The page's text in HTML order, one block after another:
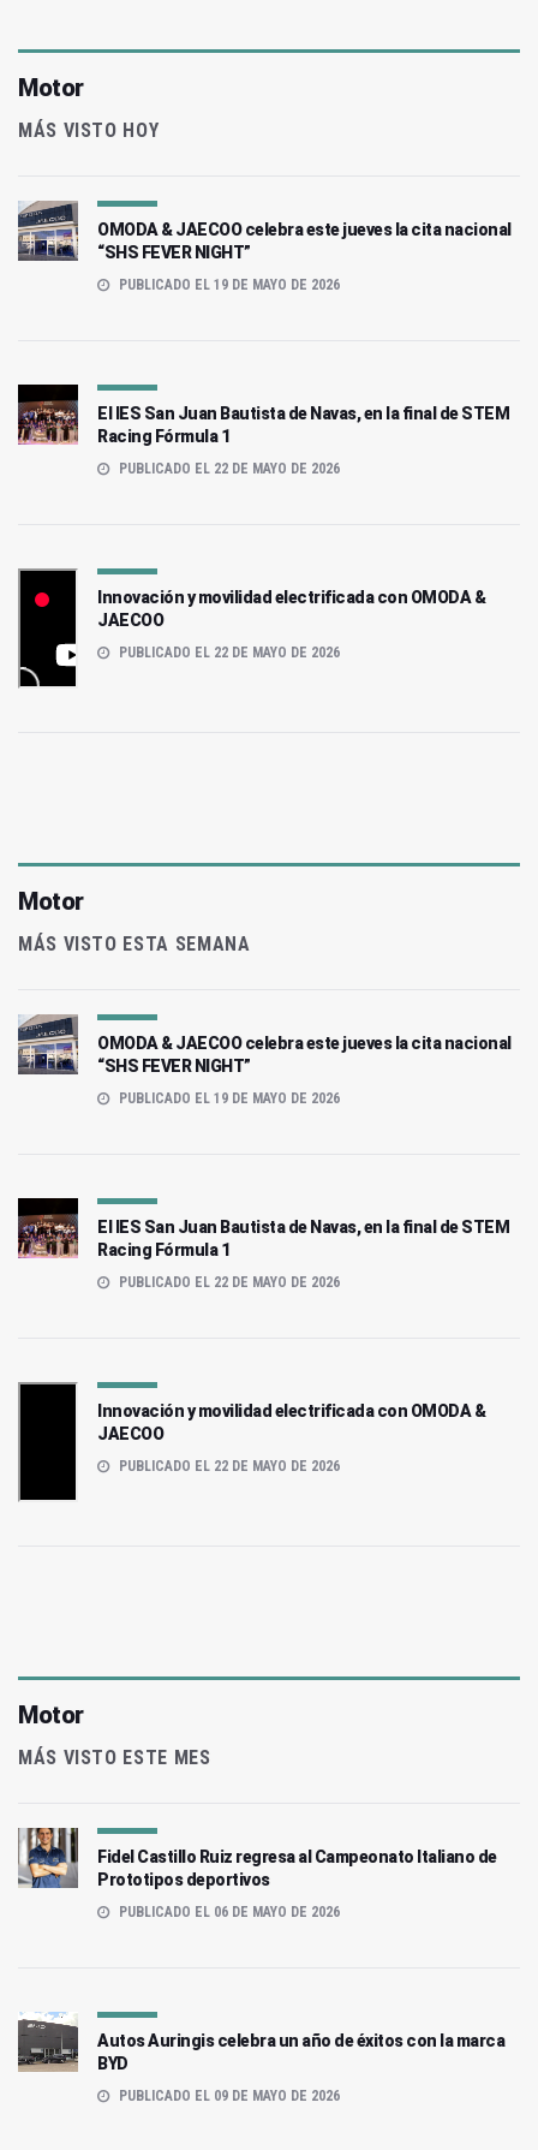
Motor
MÁS VISTO HOY
OMODA & JAECOO celebra este jueves la cita nacional
“SHS FEVER NIGHT”
PUBLICADO EL 19 DE MAYO DE 2026
El IES San Juan Bautista de Navas, en la final de STEM
Racing Fórmula 1
PUBLICADO EL 22 DE MAYO DE 2026
Innovación y movilidad electrificada con OMODA &
JAECOO
PUBLICADO EL 22 DE MAYO DE 2026
Motor
MÁS VISTO ESTA SEMANA
OMODA & JAECOO celebra este jueves la cita nacional
“SHS FEVER NIGHT”
PUBLICADO EL 19 DE MAYO DE 2026
El IES San Juan Bautista de Navas, en la final de STEM
Racing Fórmula 1
PUBLICADO EL 22 DE MAYO DE 2026
Innovación y movilidad electrificada con OMODA &
JAECOO
PUBLICADO EL 22 DE MAYO DE 2026
Motor
MÁS VISTO ESTE MES
Fidel Castillo Ruiz regresa al Campeonato Italiano de
Prototipos deportivos
PUBLICADO EL 06 DE MAYO DE 2026
Autos Auringis celebra un año de éxitos con la marca
BYD
PUBLICADO EL 09 DE MAYO DE 2026